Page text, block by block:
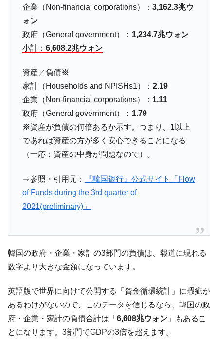
「KDDX」1番艦、2032年竣工と公示
『Money1』
に韓国がいっちょがみしたのでは。
『Money1』
韓国政府『BYD』車への補助金を全廃 ⇒ 実
1.9倍！
『Money1』
在韓米国大使スティールが着韓！⇒ さっそ
く空港に詰めかけ「出て行け！」「極右勢力」のプラカー
『Money1』
韓国政府「2035年までに18.4GW規模のAIデ
ータセンター整備」⇒ だから無理だってば。
『Money1』
JPモルガン「韓国レバレッジETFの清算は
ほぼ終わった」
『Money1』
韓国『国民年金公団』株価暴落で200兆蒸
『Money1』
韓国政府「ニセＫ-ブランドを通報しようキ
韓国「橋が落ちました」⇒ 耐久性「なさす
『Money1』
韓国鉄鋼最大手『POSCO』ズブズブ沈む。
営業利益80.2％も減少
にぶん殴る法案」提出！⇒ クーパン問題は合衆国企業に対
する差別。許してはおかぬ
『Money1』
韓国ボンクラ政策室長･金容範、株価暴落に
他人事のような発言。
企業（Non-financial corporations）： 3,162.3兆ウ
ォン
政府（General government）： 1,234.7兆ウォン
小計： 6,608.2兆ウォン
資産／負債※
家計（Households and NPISHs1）： 2.19
企業（Non-financial corporations）： 1.11
政府（General government）： 1.79
※資産が負債の何倍あるか示す。つまり、1以上
であれば資産の方が多く安心できることになる
（一応：資産の中身が問題なので）。
⇒参照・引用元：
『韓国銀行』公式サイト「Flow
of Funds during the 3rd quarter of
2021(preliminary)」
韓国の政府・企業・家計の3部門の負債は、報道に現れる
数字より大きな金額になっています。
英語版で世界に向けて公開する「資金循環統計」に瑕疵が
あるわけがないので、このデータを信じるなら、韓国の政
府・企業・家計の負債合計は「 6,608兆ウォン 」もあるこ
とになります。3部門でGDPの3倍を超えます。